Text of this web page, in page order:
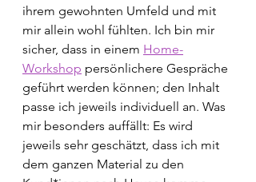
ihrem gewohnten Umfeld und mit
mir allein wohl fühlten. Ich bin mir
sicher, dass in einem Home-
Workshop persönlichere Gespräche
geführt werden können; den Inhalt
passe ich jeweils individuell an. Was
mir besonders auffällt: Es wird
jeweils sehr geschätzt, dass ich mit
dem ganzen Material zu den